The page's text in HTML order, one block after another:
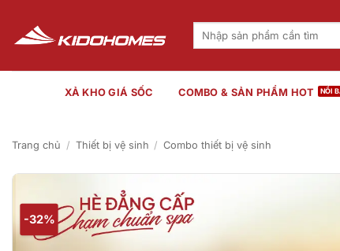
nội
dung
Tìm
XẢ KHO GIÁ SỐC COMBO & SẢN PHẨM HOT
Trang chủ / Thiết bị vệ sinh / Combo thiết bị vệ sinh
-32%